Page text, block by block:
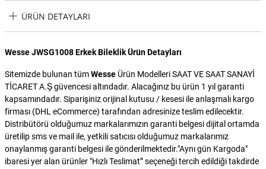
ÜRÜN DETAYLARI
Wesse JWSG1008 Erkek Bileklik Ürün Detayları
Sitemizde bulunan tümWesse Ürün Modelleri SAAT VE SAAT SANAYİ
TİCARET A.Ş güvencesi altındadır. Alacağınız bu ürün 1 yıl garanti
kapsamındadır. Siparişiniz orijinal kutusu / kesesi ile anlaşmalı kargo
firması (DHL eCommerce) tarafından adresinize teslim edilecektir.
Distribütörü olduğumuz markalarımızın garanti belgesi dijital ortamda
üretilip sms ve mail ile, yetkili satıcısı olduğumuz markalarımız
onaylanmış garanti belgesi ile gönderilmektedir."Aynı gün Kargoda"
ibaresi yer alan ürünler "Hızlı Teslimat” seçeneği tercih edildiği takdirde